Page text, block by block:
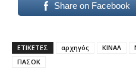
Share on Facebook
ΕΤΙΚΕΤΕΣ αρχηγός ΚΙΝΑΛ
ΠΑΣΟΚ